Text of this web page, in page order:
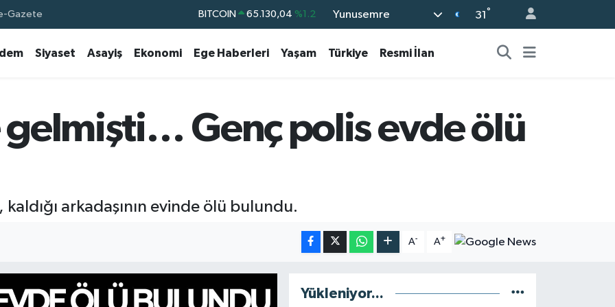
Gazete BITCOIN 65.130,04 %1.2
GRAM ALTIN
BİST100 13.773 %-19
Yunusemre 31 °
Siyaset Asayiş Ekonomi Ege Haberleri Yaşam Türkiye Resmi İlan
Genç polis evde ölü
arkadaşının evinde ölü bulundu.
A- A+
Yükleniyor...